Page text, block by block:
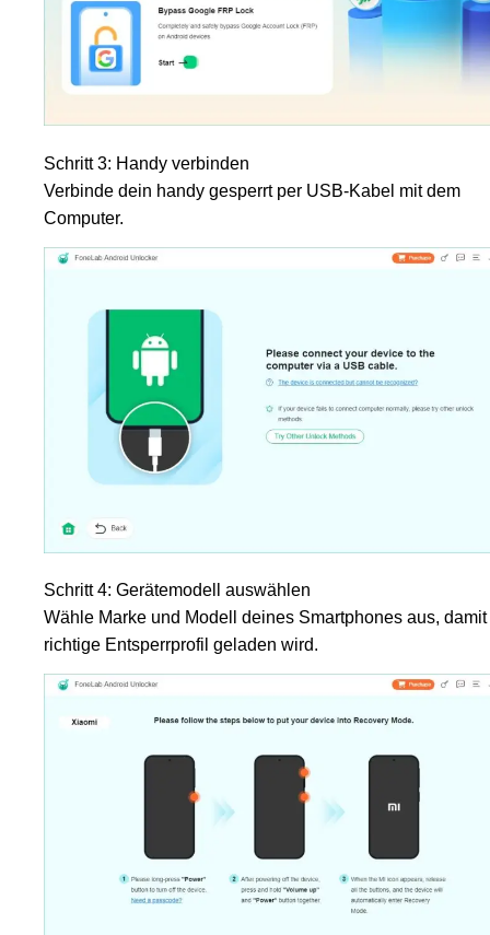
Schritt 3: Handy verbinden
Verbinde dein handy gesperrt per USB-Kabel mit dem
Computer.
Schritt 4: Gerätemodell auswählen
Wähle Marke und Modell deines Smartphones aus,
richtige Entsperrprofil geladen wird.